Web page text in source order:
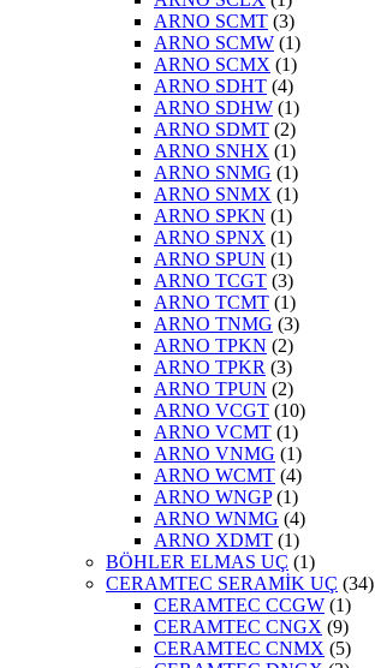
ARNO SCMT (3)
ARNO SCMW (1)
ARNO SCMX (1)
ARNO SDHT (4)
ARNO SDHW (1)
ARNO SDMT (2)
ARNO SNHX (1)
ARNO SNMG (1)
ARNO SNMX (1)
ARNO SPKN (1)
ARNO SPNX (1)
ARNO SPUN (1)
ARNO TCGT (3)
ARNO TCMT (1)
ARNO TNMG (3)
ARNO TPKN (2)
ARNO TPKR (3)
ARNO TPUN (2)
ARNO VCGT (10)
ARNO VCMT (1)
ARNO VNMG (1)
ARNO WCMT (4)
ARNO WNGP(1)
ARNO WNMG (4)
ARNO XDMT (1)
BÖHLER ELMAS UÇ (1)
CERAMTEC SERAMİK UÇ (34)
CERAMTEC CCGW (1)
CERAMTEC CNGX (9)
CERAMTEC CNMX (5)